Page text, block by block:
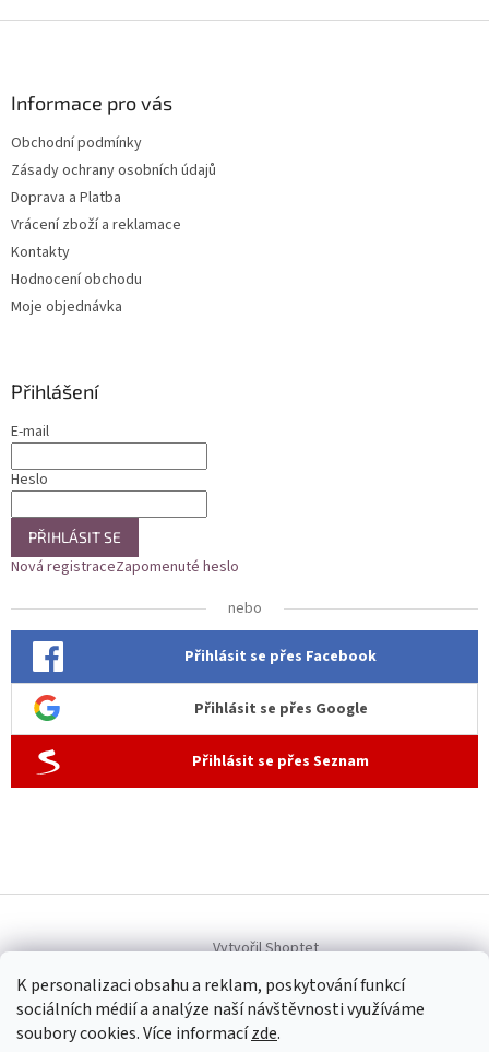
K personalizaci obsahu a reklam, poskytování funkcí
sociálních médií a analýze naší návštěvnosti využíváme
soubory cookies. Více informacízde.
Informace pro vás
Obchodní podmínky
Zásady ochrany osobních údajů
Doprava a Platba
Vrácení zboží a reklamace
Kontakty
Hodnocení obchodu
Moje objednávka
Přihlášení
E-mail
Heslo
PŘIHLÁSIT SE
Nová registraceZapomenuté heslo
nebo
Přihlásit se přes Facebook
Přihlásit se přes Google
Přihlásit se přes Seznam
Vytvořil Shoptet
Copyright 2026 Allen dámská móda. Všechna práva vyhrazena.
Upravit nastavení cookies